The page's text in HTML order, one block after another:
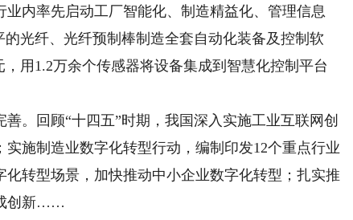
内率先启动工厂智能化、制造精益化、管理信息
光纤、光纤预制棒制造全套自动化装备及控制软
用1.2万余个传感器将设备集成到智慧化控制平台
回顾“十四五”时期，我国深入实施工业互联网创
施制造业数字化转型行动，编制印发12个重点行业
转型场景，加快推动中小企业数字化转型；扎实推
创新……